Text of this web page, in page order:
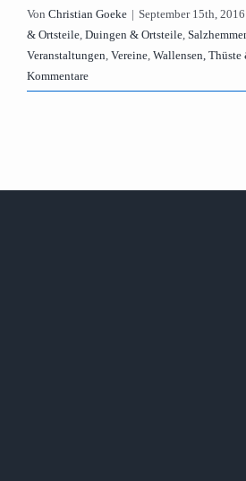
Von Christian Goeke | September 15th, 2016
& Ortsteile, Duingen & Ortsteile,
Veranstaltungen, Vereine, Wallensen, Thüste
Kommentare